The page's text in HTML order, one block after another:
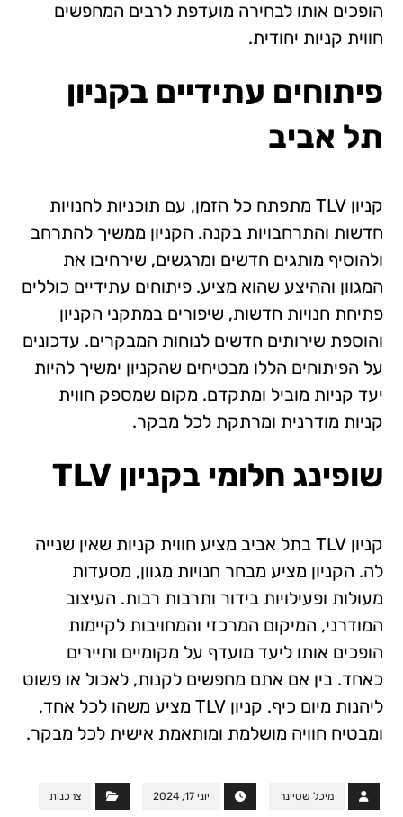
הופכים אותו לבחירה מועדפת לרבים המחפשים
חווית קניות יחודית.
פיתוחים עתידיים בקניון
תל אביב
קניון TLV מתפתח כל הזמן, עם תוכניות לחנויות
חדשות והתרחבויות בקנה. הקניון ממשיך להתרחב
ולהוסיף מותגים חדשים ומרגשים, שירחיבו את
המגוון וההיצע שהוא מציע. פיתוחים עתידיים כוללים
פתיחת חנויות חדשות, שיפורים במתקני הקניון
והוספת שירותים חדשים לנוחות המבקרים. עדכונים
על הפיתוחים הללו מבטיחים שהקניון ימשיך להיות
יעד קניות מוביל ומתקדם. מקום שמספק חווית
קניות מודרנית ומרתקת לכל מבקר.
שופינג חלומי בקניון TLV
קניון TLV בתל אביב מציע חווית קניות שאין שנייה
לה. הקניון מציע מבחר חנויות מגוון, מסעדות
מעולות ופעילויות בידור ותרבות רבות. העיצוב
המודרני, המיקום המרכזי והמחויבות לקיימות
הופכים אותו ליעד מועדף על מקומיים ותיירים
כאחד. בין אם אתם מחפשים לקנות, לאכול או פשוט
ליהנות מיום כיף. קניון TLV מציע משהו לכל אחד,
ומבטיח חוויה מושלמת ומותאמת אישית לכל מבקר.
מיכל שטיינר יוני 17, 2024 צרכנות